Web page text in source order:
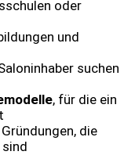
oder
und
suchen
, für die ein
die